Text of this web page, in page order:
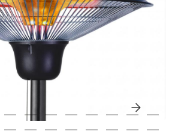
VENTILAÇÃO
TRATAMENTO AÉREO